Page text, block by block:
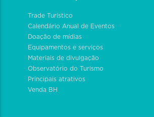
Trade Turístico
Calendário Anual de Eventos
Doação de mídias
Equipamentos e serviços
Materiais de divulgação
Observatório do Turismo
Principais atrativos
Venda BH